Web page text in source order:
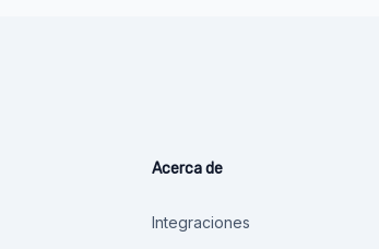
Acerca de
Integraciones